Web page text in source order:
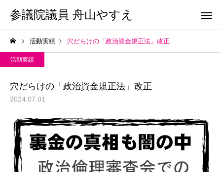
参議院議員 舟山やすえ
活動実績 穴だらけの「政治資金規正法」改正
活動実績
穴だらけの「政治資金規正法」改正
2024.07.01